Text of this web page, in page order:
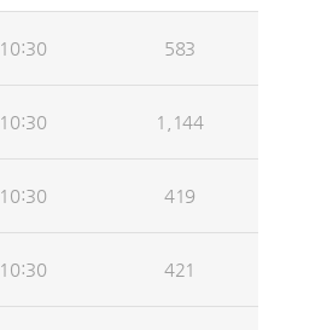
10:30 583
10:30 1,144
10:30 419
10:30 421